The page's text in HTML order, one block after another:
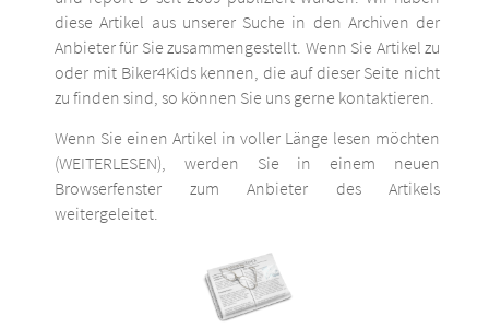
diese Artikel aus unserer Suche in den Archiven der
Anbieter für Sie zusammengestellt. Wenn Sie Artikel zu
oder mit Biker4Kids kennen, die auf dieser Seite nicht
zu finden sind, so können Sie uns gerne kontaktieren.
Wenn Sie einen Artikel in voller Länge lesen möchten
(WEITERLESEN), werden Sie in einem neuen
Browserfenster zum Anbieter des Artikels
weitergeleitet.